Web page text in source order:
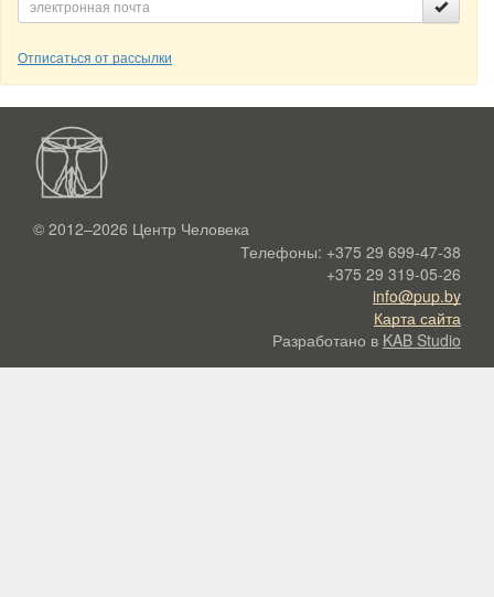
Отписаться от рассылки
© 2012–2026 Центр Человека
Телефоны: +375 29 699-47-38
+375 29 319-05-26
info@pup.by
Карта сайта
Разработано в KAB Studio